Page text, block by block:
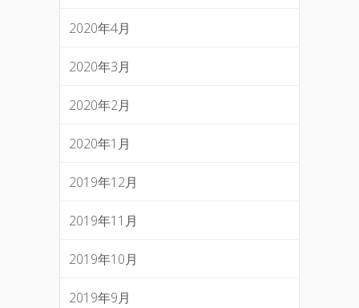
2020年4月
2020年3月
2020年2月
2020年1月
2019年12月
2019年11月
2019年10月
2019年9月